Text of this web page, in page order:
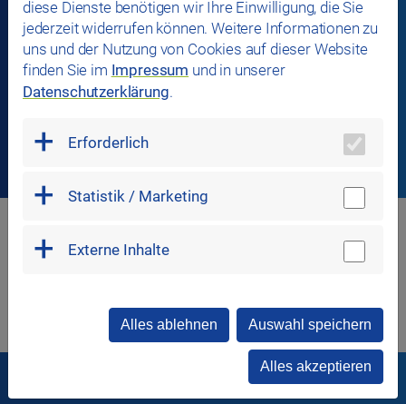
diese Dienste benötigen wir Ihre Einwilligung, die Sie
jederzeit widerrufen können. Weitere Informationen zu
uns und der Nutzung von Cookies auf dieser Website
finden Sie im Impressum und in unserer
Datenschutzerklärung.
Erforderlich
Statistik / Marketing
Externe Inhalte
Alles ablehnen Auswahl speichern
Alles akzeptieren